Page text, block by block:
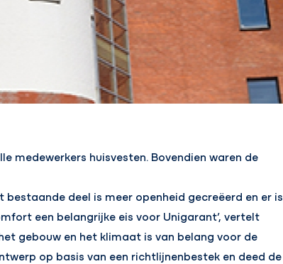
medewerkers huisvesten. Bovendien waren de
deel is meer openheid gecreëerd en er is
een belangrijke eis voor Unigarant’, vertelt
gebouw en het klimaat is van belang voor de
op basis van een richtlijnenbestek en deed de